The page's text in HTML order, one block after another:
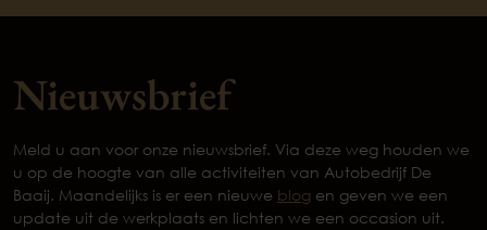
Nieuwsbrief
Meld u aan voor onze nieuwsbrief. Via deze weg houden we
u op de hoogte van alle activiteiten van Autobedrijf De
Baaij. Maandelijks is er een nieuwe blog en geven we een
update uit de werkplaats en lichten we een occasion uit.